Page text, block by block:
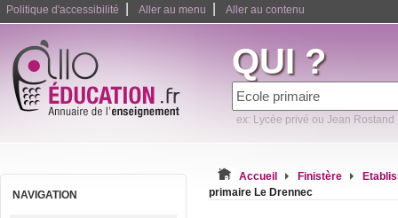
Politique d'accessibilité Aller au menu Aller au contenu
QUI ?
ex: Lycée privé ou Jean Rostand
NAVIGATION
Accueil Finistère
primaire Le Drennec